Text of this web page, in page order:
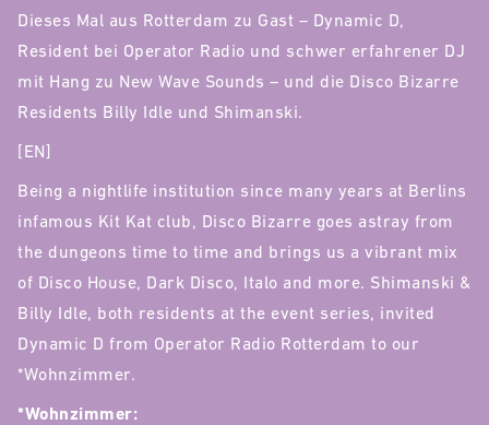
Dieses Mal aus Rotterdam zu Gast – Dynamic D,
Resident bei Operator Radio und schwer erfahrener DJ
mit Hang zu New Wave Sounds – und die Disco Bizarre
Residents Billy Idle und Shimanski.
[EN]
Being a nightlife institution since many years at Berlins
infamous Kit Kat club, Disco Bizarre goes astray from
the dungeons time to time and brings us a vibrant mix
of Disco House, Dark Disco, Italo and more. Shimanski &
Billy Idle, both residents at the event series, invited
Dynamic D from Operator Radio Rotterdam to our
*Wohnzimmer.
*Wohnzimmer: